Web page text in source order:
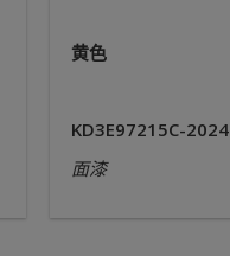
黄色
KD3E97215C-2024
面漆